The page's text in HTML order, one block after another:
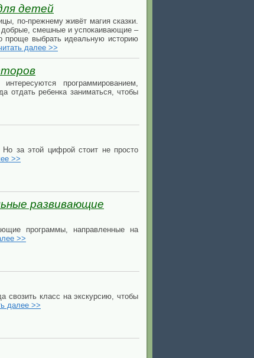
детей
по-прежнему живёт магия сказки.
добрые, смешные и успокаивающие –
проще выбрать идеальную историю
далее >>
программированием,
отдать ребенка заниматься, чтобы
за этой цифрой стоит не просто
>>
развивающие
программы, направленные на
>>
свозить класс на экскурсию, чтобы
далее >>